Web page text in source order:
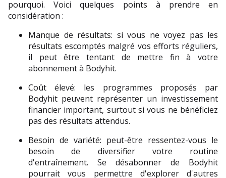
pourquoi. Voici quelques points à prendre en
considération :
Manque de résultats: si vous ne voyez pas les
résultats escomptés malgré vos efforts réguliers,
il peut être tentant de mettre fin à votre
abonnement à Bodyhit.
Coût élevé: les programmes proposés par
Bodyhit peuvent représenter un investissement
financier important, surtout si vous ne bénéficiez
pas des résultats attendus.
Besoin de variété: peut-être ressentez-vous le
besoin de diversifier votre routine
d'entraînement. Se désabonner de Bodyhit
pourrait vous permettre d'explorer d'autres